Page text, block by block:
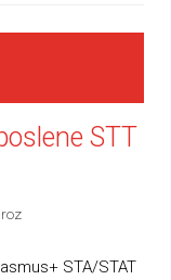
STT
STA/STAT